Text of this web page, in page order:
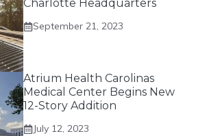
Charlotte Headquarters
September 21, 2023
Atrium Health Carolinas
Medical Center Begins New
12-Story Addition
July 12, 2023